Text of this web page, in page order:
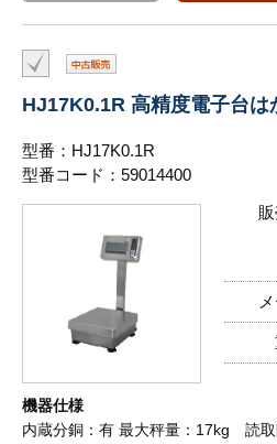
HJ17K0.1R 高精度電子台は
型番：HJ17K0.1R
型番コード：59014400
機器仕様
内蔵分銅：有 最大秤量：17kg 読